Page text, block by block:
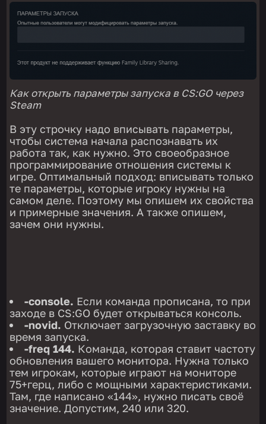
Как открыть параметры запуска в CS:GO через
Steam
В эту строчку надо вписывать параметры,
чтобы система начала распознавать их
работа так, как нужно. Это своеобразное
программирование отношения системы к
игре. Оптимальный подход: вписывать только
те параметры, которые игроку нужны на
самом деле. Поэтому мы опишем их свойства
и примерные значения. А также опишем,
зачем они нужны.
-console. Если команда прописана, то при
заходе в CS:GO будет открываться консоль.
-novid. Отключает загрузочную заставку во
время запуска.
-freq 144. Команда, которая ставит частоту
обновления вашего монитора. Нужна только
тем игрокам, которые играют на мониторе
75+герц, либо с мощными характеристиками.
Там, где написано «144», нужно писать своё
значение. Допустим, 240 или 320.